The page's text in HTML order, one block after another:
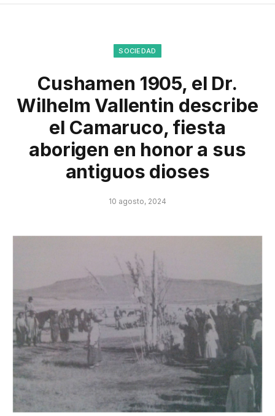
SOCIEDAD
Cushamen 1905, el Dr.
Wilhelm Vallentin describe
el Camaruco, fiesta
aborigen en honor a sus
antiguos dioses
10 agosto, 2024